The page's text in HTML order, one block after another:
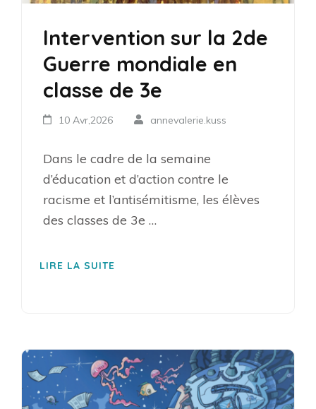
Intervention sur la 2de
Guerre mondiale en
classe de 3e
10 Avr,2026 annevalerie.kuss
Dans le cadre de la semaine
d’éducation et d’action contre le
racisme et l’antisémitisme, les élèves
des classes de 3e …
LIRE LA SUITE